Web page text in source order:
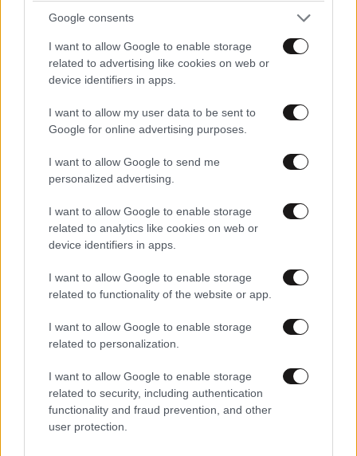
Google consents
I want to allow Google to enable storage
related to advertising like cookies on web or
device identifiers in apps.
I want to allow my user data to be sent to
Google for online advertising purposes.
I want to allow Google to send me
personalized advertising.
I want to allow Google to enable storage
related to analytics like cookies on web or
device identifiers in apps.
I want to allow Google to enable storage
related to functionality of the website or app.
I want to allow Google to enable storage
related to personalization.
I want to allow Google to enable storage
related to security, including authentication
functionality and fraud prevention, and other
user protection.
Τατιάνα Στεφανίδου: Η νέα εξόρμηση στους
με νόημα